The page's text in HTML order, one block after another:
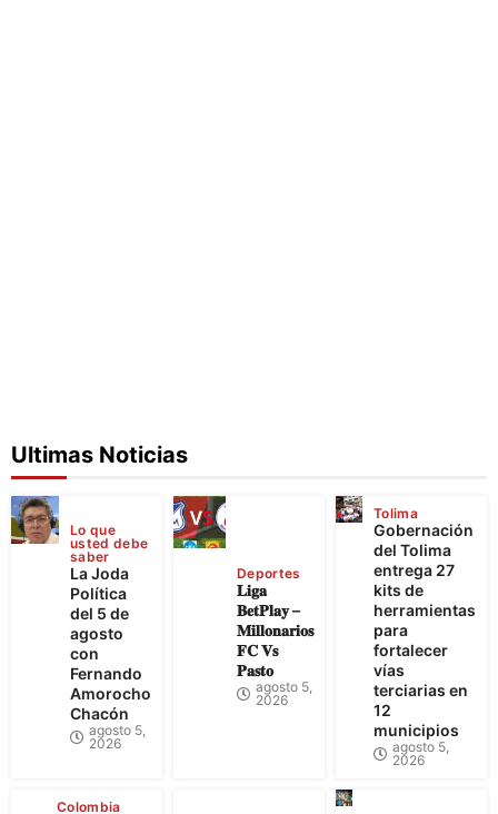
Ultimas Noticias
Lo que
usted debe
saber
La Joda
Política
del 5 de
agosto
con
Fernando
Amorocho
Chacón
agosto 5,
2026
Deportes
𝐋𝐢𝐠𝐚
𝐁𝐞𝐭𝐏𝐥𝐚𝐲 –
𝐌𝐢𝐥𝐥𝐨𝐧𝐚𝐫𝐢𝐨𝐬
𝐅𝐂 𝐕𝐬
𝐏𝐚𝐬𝐭𝐨
agosto 5,
2026
Tolima
Gobernación
del Tolima
entrega 27
kits de
herramientas
para
fortalecer
vías
terciarias en
12
municipios
agosto 5,
2026
Colombia